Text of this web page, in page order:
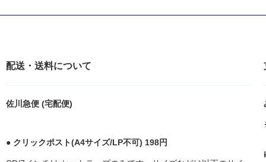
配送・送料について
佐川急便 (宅配便)
● クリックポスト(A4サイズ/LP不可) 198円